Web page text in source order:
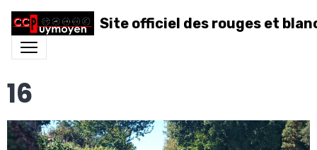
Site officiel des rouges et
16